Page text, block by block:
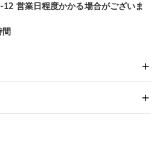
営業日程度かかる場合がございま
間
ロゴなどがプリントされています。
着にどうですか？
トや大好きなアニメ・車・バイク等の写真
だけない場合は、商品が到着後60日